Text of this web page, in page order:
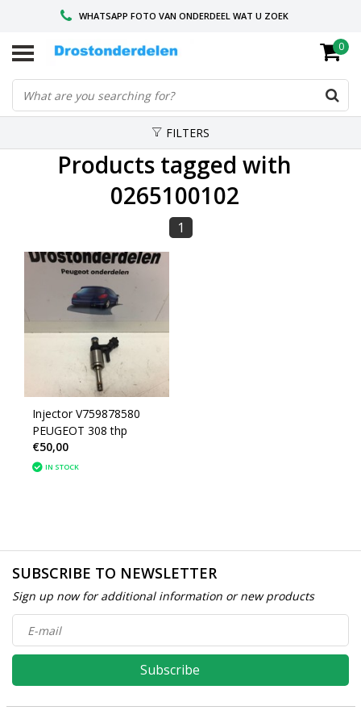
WHATSAPP FOTO VAN ONDERDEEL WAT U ZOEK
VOOR 16.00 BESTELD, VANDAAG VERZONDEN
GESPECIALISEERD PEUGEOT
0
FILTERS
Products tagged with
0265100102
1
Injector V759878580
PEUGEOT 308 thp
€50,00
IN STOCK
SUBSCRIBE TO NEWSLETTER
Sign up now for additional information or new products
Subscribe